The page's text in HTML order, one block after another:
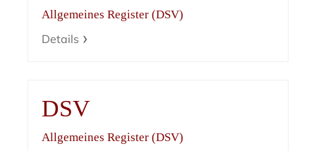
Allgemeines Register (DSV)
Details
DSV
Allgemeines Register (DSV)